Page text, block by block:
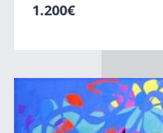
1.200€